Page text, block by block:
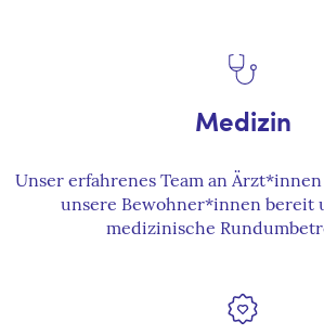
Medizin
Unser erfahrenes Team an
unsere Bewohner*innen bereit
medizinische